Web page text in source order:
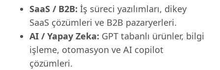
SaaS / B2B: İş süreci yazılımları, dikey
SaaS çözümleri ve B2B pazaryerleri.
AI / Yapay Zeka: GPT tabanlı ürünler, bilgi
işleme, otomasyon ve AI copilot
çözümleri.